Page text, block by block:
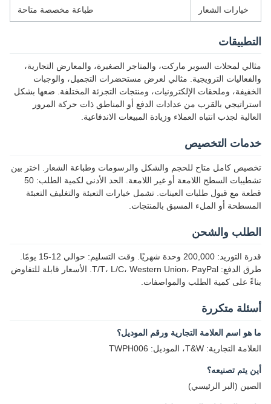
خيارات الشعار طباعة مخصصة متاحة
التطبيقات
مثالي لمحلات السوبر ماركت، والمتاجر الصغيرة، والمعارض التجارية،
والفعاليات الترويجية. مثالي لعرض مستحضرات التجميل، والوجبات
الخفيفة، وملحقات الإلكترونيات، ومنتجات التجزئة المختلفة. ضعها بشكل
استراتيجي بالقرب من عدادات الدفع أو المناطق ذات حركة المرور
العالية لجذب انتباه العملاء وزيادة المبيعات الاندفاعية.
خدمات التخصيص
تخصيص كامل متاح للحجم والشكل والرسومات وطباعة الشعار. اختر بين
تشطيبات السطح اللامعة أو غير اللامعة. الحد الأدنى لكمية الطلب: 50
قطعة مع قبول طلبات العينات. تشمل خيارات التعبئة والتغليف التعبئة
المسطحة أو الملء المسبق بالمنتجات.
الطلب والشحن
قدرة التوريد: 200,000 وحدة شهريًا. وقت التسليم: حوالي 12-15 يومًا.
طرق الدفع: T/T، L/C، Western Union، PayPal. الأسعار قابلة للتفاوض
بناءً على كمية الطلب والمواصفات.
أسئلة متكررة
ما هو اسم العلامة التجارية ورقم الموديل؟
العلامة التجارية: T&W، الموديل: TWPH006
أين يتم تصنيعه؟
الصين (البر الرئيسي)